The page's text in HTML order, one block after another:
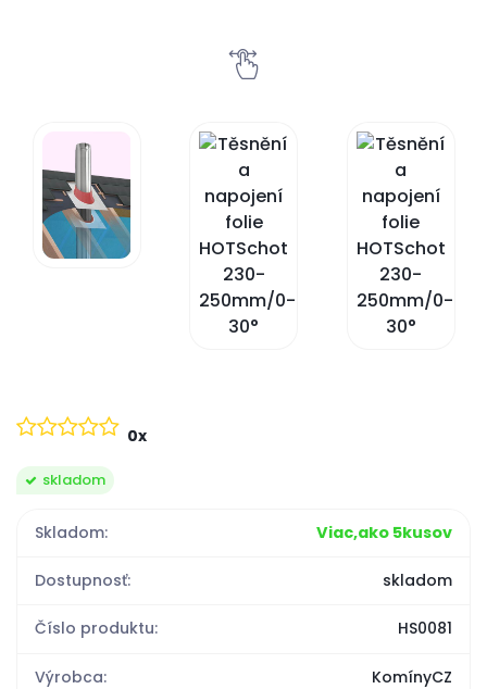
skladom
0x
Skladom: Viac,ako 5kusov
Dostupnosť: skladom
Číslo produktu: HS0081
Výrobca: KomínyCZ